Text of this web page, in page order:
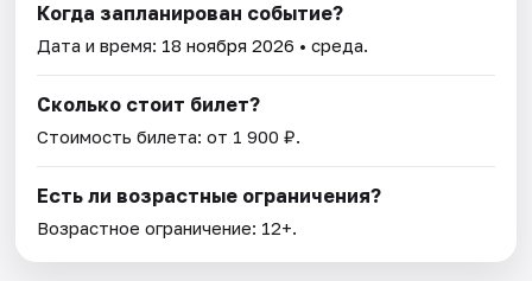
Когда запланирован событие?
Дата и время: 18 ноября 2026 • среда.
Сколько стоит билет?
Стоимость билета: от 1 900 ₽.
Есть ли возрастные ограничения?
Возрастное ограничение: 12+.